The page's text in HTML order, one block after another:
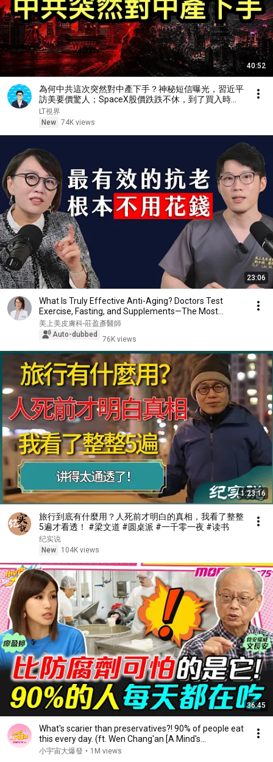
40:52
為何中共這次突然對中產下手？神秘短信曝光，習近平
訪美要價驚人；SpaceX股價跌跌不休，到了買入時機
嗎？
LT視界
New 74K views
23:06
What Is Truly Effective Anti-Aging? Doctors Test
Exercise, Fasting, and Supplements—The Most
Impa...
美上美皮膚科-莊盈彥醫師
Auto-dubbed
76K views
1:23:16
旅行到底有什麼用？人死前才明白的真相，我看了整整
5遍才看透！ #梁文道 #圆桌派 #一千零一夜 #读书
纪实说
New
104K views
36:45
What's scarier than preservatives?! 90% of people eat
this every day. (ft. Wen Chang'an [A Mind's...
小宇宙大爆發 • 1M views